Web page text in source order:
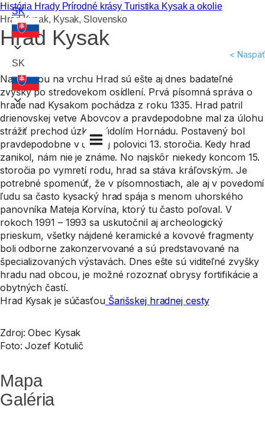
SK
SK
História Hrady Prírodné krásyTuristika Kysak a okolie
Hrad Kysak, Kysak, Slovensko
Hrad Kysak
< Naspäť
Nad obcou na vrchu Hrad sú ešte aj dnes badateľné
zvyšky po stredovekom osídlení. Prvá písomná správa o
hrade nad Kysakom pochádza z roku 1335. Hrad patril
drienovskej vetve Abovcov a pravdepodobne mal za úlohu
strážiť prechod úzkym údolím Hornádu. Postavený bol
pravdepodobne v druhej polovici 13. storočia. Kedy hrad
zanikol, nám nie je známe. No najskôr niekedy koncom 15.
storočia po vymretí rodu, hrad sa stáva kráľovským. Je
potrebné spomenúť, že v písomnostiach, ale aj v povedomí
ľudu sa často kysacký hrad spája s menom uhorského
panovníka Mateja Korvína, ktorý tu často poľoval. V
rokoch 1991 – 1993 sa uskutočnil aj archeologický
prieskum, všetky nájdené keramické a kovové fragmenty
boli odborne zakonzervované a sú predstavované na
špecializovaných výstavách. Dnes ešte sú viditeľné zvyšky
hradu nad obcou, je možné rozoznať obrysy fortifikácie a
obytných častí.
Hrad Kysak je súčasťouŠarišskej hradnej cesty
Zdroj: Obec Kysak
Foto: Jozef Kotulič
Mapa
Galéria